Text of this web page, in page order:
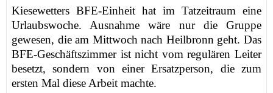
Kiesewetters BFE-Einheit hat im Tatzeitraum eine
Urlaubswoche. Ausnahme wäre nur die Gruppe
gewesen, die am Mittwoch nach Heilbronn geht. Das
BFE-Geschäftszimmer ist nicht vom regulären Leiter
besetzt, sondern von einer Ersatzperson, die zum
ersten Mal diese Arbeit machte.